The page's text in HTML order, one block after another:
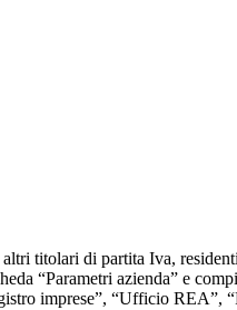
titolari di partita Iva,
“Parametri azienda” e
imprese”, “Ufficio